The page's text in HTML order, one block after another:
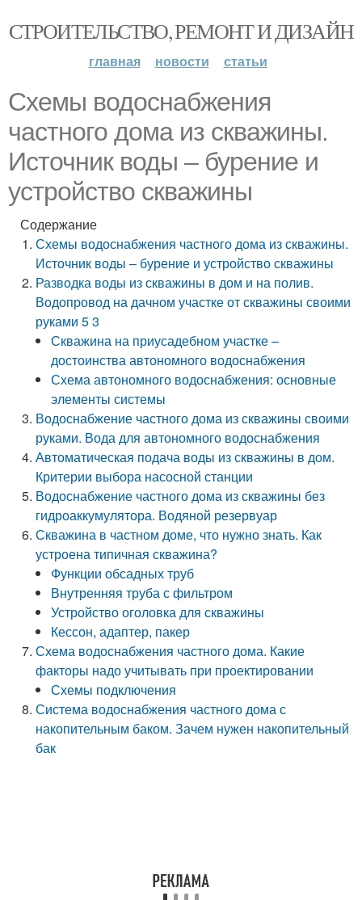
СТРОИТЕЛЬСТВО, РЕМОНТ И ДИЗАЙН
главная новости статьи
Схемы водоснабжения
частного дома из скважины.
Источник воды – бурение и
устройство скважины
Содержание
Схемы водоснабжения частного дома из скважины.
Источник воды – бурение и устройство скважины
Разводка воды из скважины в дом и на полив.
Водопровод на дачном участке от скважины своими
руками 5 3
Скважина на приусадебном участке –
достоинства автономного водоснабжения
Схема автономного водоснабжения: основные
элементы системы
Водоснабжение частного дома из скважины своими
руками. Вода для автономного водоснабжения
Автоматическая подача воды из скважины в дом.
Критерии выбора насосной станции
Водоснабжение частного дома из скважины без
гидроаккумулятора. Водяной резервуар
Скважина в частном доме, что нужно знать. Как
устроена типичная скважина?
Функции обсадных труб
Внутренняя труба с фильтром
Устройство оголовка для скважины
Кессон, адаптер, пакер
Схема водоснабжения частного дома. Какие
факторы надо учитывать при проектировании
Схемы подключения
Система водоснабжения частного дома с
накопительным баком. Зачем нужен накопительный
бак